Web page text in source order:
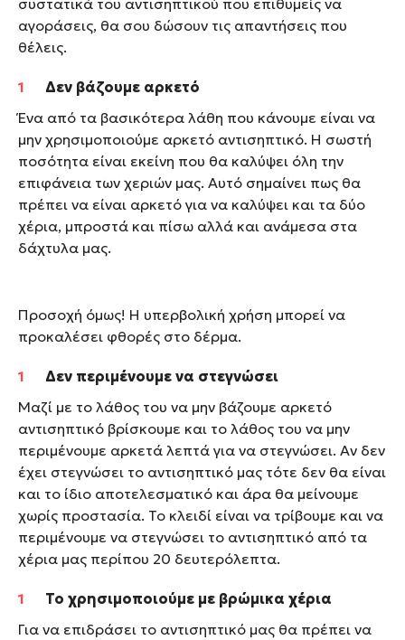
αγοράσεις, θα σου δώσουν τις απαντήσεις που
θέλεις.
Δεν βάζουμε αρκετό
Ένα από τα βασικότερα λάθη που κάνουμε είναι να
μην χρησιμοποιούμε αρκετό αντισηπτικό. Η σωστή
ποσότητα είναι εκείνη που θα καλύψει όλη την
επιφάνεια των χεριών μας. Αυτό σημαίνει πως θα
πρέπει να είναι αρκετό για να καλύψει και τα δύο
χέρια, μπροστά και πίσω αλλά και ανάμεσα στα
δάχτυλα μας.
Προσοχή όμως! Η υπερβολική χρήση μπορεί να
προκαλέσει φθορές στο δέρμα.
Δεν περιμένουμε να στεγνώσει
Μαζί με το λάθος του να μην βάζουμε αρκετό
αντισηπτικό βρίσκουμε και το λάθος του να μην
περιμένουμε αρκετά λεπτά για να στεγνώσει. Αν δεν
έχει στεγνώσει το αντισηπτικό μας τότε δεν θα είναι
και το ίδιο αποτελεσματικό και άρα θα μείνουμε
χωρίς προστασία. Το κλειδί είναι να τρίβουμε και να
περιμένουμε να στεγνώσει το αντισηπτικό από τα
χέρια μας περίπου 20 δευτερόλεπτα.
Το χρησιμοποιούμε με βρώμικα χέρια
Για να επιδράσει το αντισηπτικό μας θα πρέπει να